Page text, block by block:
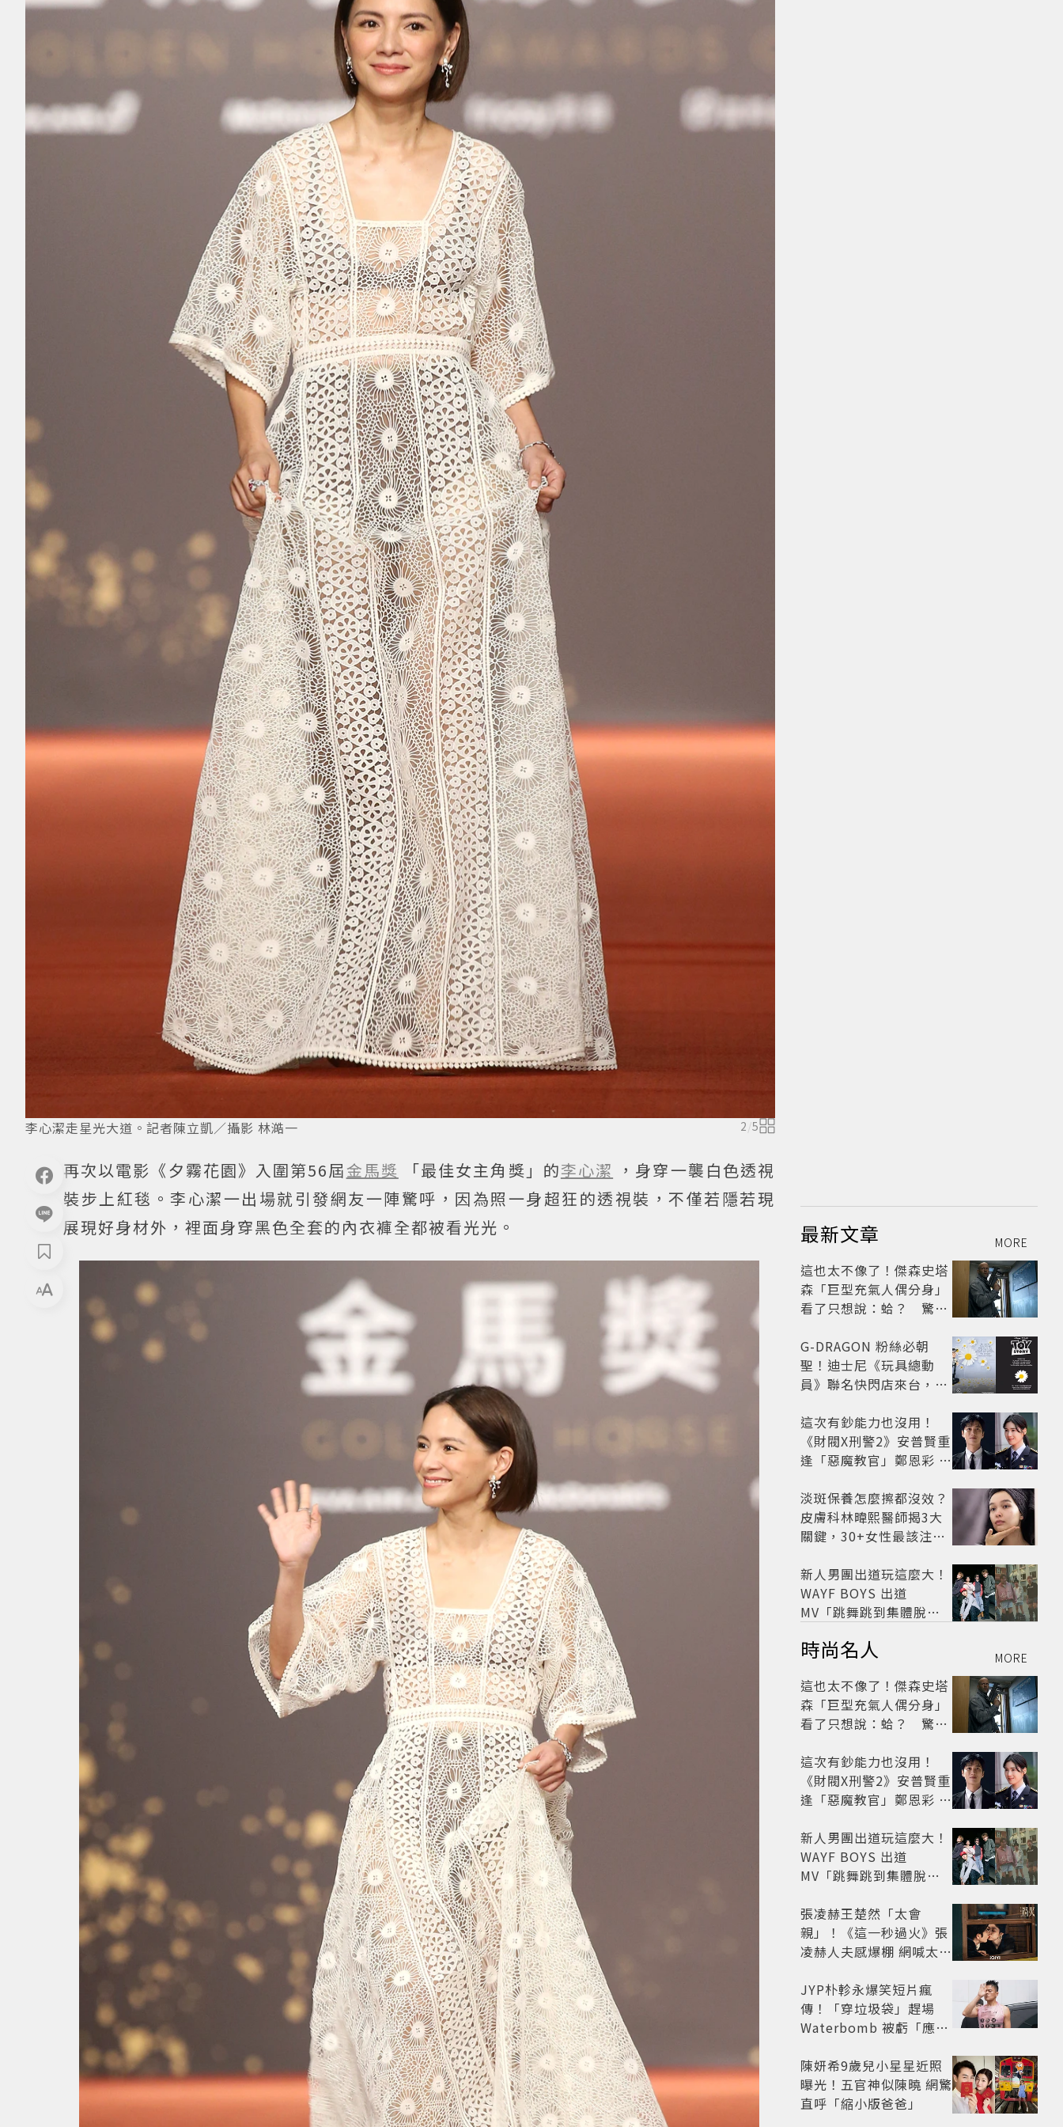
李心潔走星光大道。記者陳立凱／攝影 林澔一 2 /5
再次以電影《夕霧花園》入圍第56屆金馬獎 「最佳女主角獎」的李心潔 ，身穿一襲白色透視
裝步上紅毯。李心潔一出場就引發網友一陣驚呼，因為照一身超狂的透視裝，不僅若隱若現
展現好身材外，裡面身穿黑色全套的內衣褲全都被看光光。
最新文章 MORE
這也太不像了！傑森史塔
森「巨型充氣人偶分身」
看了只想說：蛤？ 驚喜
G-DRAGON 粉絲必朝
聖！迪士尼《玩具總動
員》聯名快閃店來台，限
這次有鈔能力也沒用！
《財閥X刑警2》安普賢重
逢「惡魔教官」鄭恩彩 首
紅盤
淡斑保養怎麼擦都沒效？
皮膚科林暐熙醫師揭3大
關鍵，30+女性最該注意
新人男團出道玩這麼大！
WAYF BOYS 出道
MV「跳舞跳到集體脫
影片爆紅
時尚名人 MORE
這也太不像了！傑森史塔
森「巨型充氣人偶分身」
看了只想說：蛤？ 驚喜
這次有鈔能力也沒用！
《財閥X刑警2》安普賢重
逢「惡魔教官」鄭恩彩 首
紅盤
新人男團出道玩這麼大！
WAYF BOYS 出道
MV「跳舞跳到集體脫
影片爆紅
張凌赫王楚然「太會
親」！《這一秒過火》張
凌赫人夫感爆棚 網喊太有
JYP朴軫永爆笑短片瘋
傳！「穿垃圾袋」趕場
Waterbomb 被虧「應該
陳妍希9歲兒小星星近照
曝光！五官神似陳曉 網驚
直呼「縮小版爸爸」